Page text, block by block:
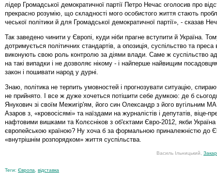
лідер Громадської демократичної партії Петро Нечас оголосив про
прекрасно розумію, що складності мого особистого життя стають
чеської політики й для Громадської демократичної партії», - сказав
Так заведено чинити у Європі, куди ніби прагне вступити й Україна.
дотримується політичних стандартів, а опозиція, суспільство та преса
виконують свою роль контролю за діями влади. Саме ж суспільство
на такі випадки і не дозволяє нікому - і найперше найвищим
закон і пошивати народ у дурні.
Знаю, політика не терпить умовностей і прогнозувати ситуацію,
не прийнято. І все ж дуже хочеться потішити себе думкою: де б
Янукович зі своїм Межигір'ям, його син Олександр з його вугільним
Азаров з, «кровосісямі» та наїздами на журналістів і депутатів, віце-
нафтовими вишками та Колєсніков з об'єктами Євро-2012, якби Україна
європейською країною? Ну хоча б за формальною приналежністю до
«внутрішнім розпорядком» життя суспільства.
Василь Ільницький,
Теги: Європа відставка